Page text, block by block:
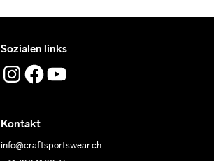
Sozialen links
Kontakt
info@craftsportswear.ch